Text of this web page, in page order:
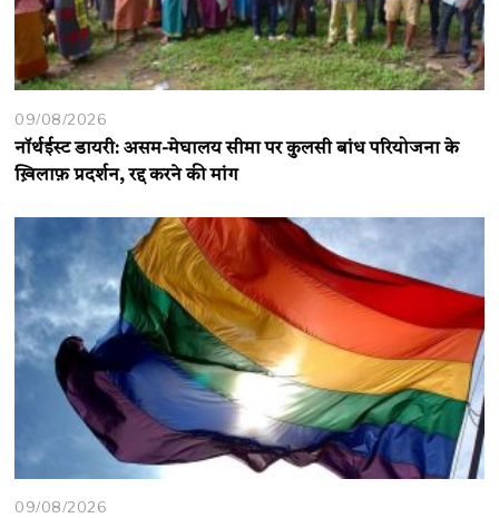
09/08/2026
नॉर्थईस्ट डायरी: असम-मेघालय सीमा पर कुलसी बांध परियोजना के
ख़िलाफ़ प्रदर्शन, रद्द करने की मांग
09/08/2026